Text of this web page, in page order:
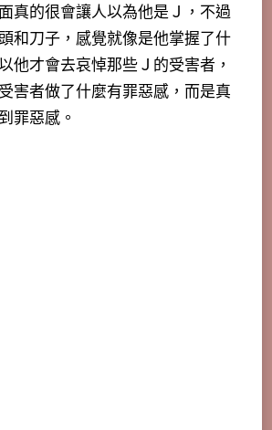
真的很會讓人以為他是Ｊ，不過
和刀子，感覺就像是他掌握了什
他才會去哀悼那些Ｊ的受害者，
害者做了什麼有罪惡感，而是真
罪惡感。